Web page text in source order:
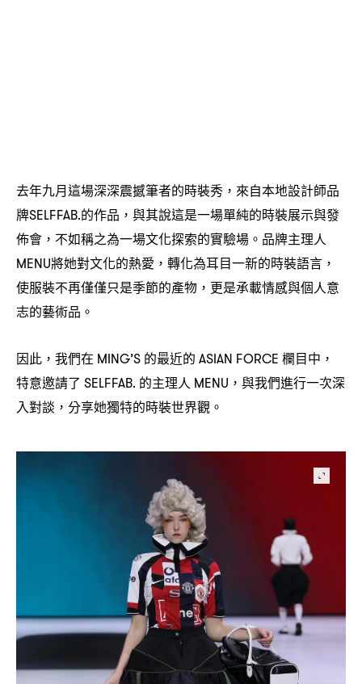
去年九月這場深深震撼筆者的時裝秀 ， 來自本地設計師品
牌SELFFAB.的作品 ， 與其說這是一場單純的時裝展示與發
佈會 ， 不如稱之為一場文化探索的實驗場。品牌主理人
MENU將她對文化的熱愛 ， 轉化為耳目一新的時裝語言 ，
使服裝不再僅僅只是季節的產物 ， 更是承載情感與個人意
志的藝術品。
因此 ， 我們在 MING’S 的最近的 ASIAN FORCE 欄目中 ，
特意邀請了 SELFFAB. 的主理人 MENU， 與我們進行一次深
入對談 ， 分享她獨特的時裝世界觀。